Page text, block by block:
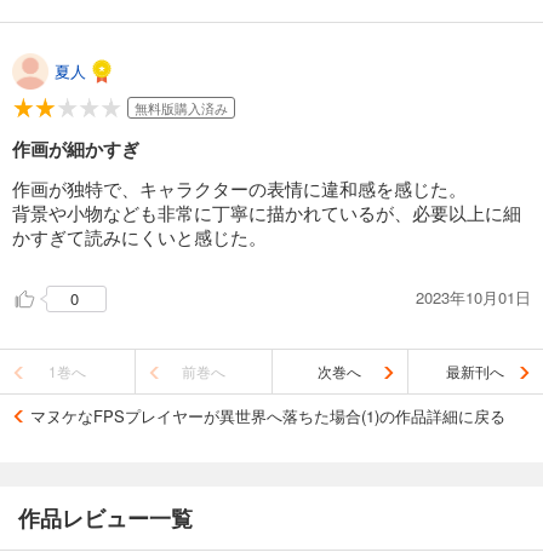
夏人
無料版購入済み
作画が細かすぎ
作画が独特で、キャラクターの表情に違和感を感じた。
背景や小物なども非常に丁寧に描かれているが、必要以上に細
かすぎて読みにくいと感じた。
0 2023年10月01日
1巻へ 前巻へ 次巻へ 最新刊へ
マヌケなFPSプレイヤーが異世界へ落ちた場合(1)の作品詳細に戻る
作品レビュー一覧